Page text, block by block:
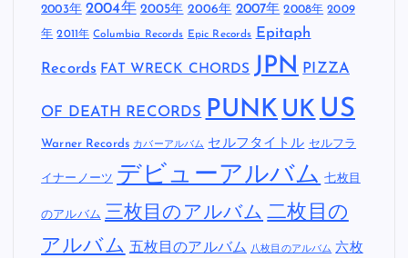
2003年 2004年 2005年 2006年 2007年 2008年 2009
年 2011年 Columbia Records Epic Records Epitaph
Records FAT WRECK CHORDS JPN PIZZA
OF DEATH RECORDS PUNK UK US
Warner Records カバーアルバム セルフタイトル セルフラ
イナーノーツ デビューアルバム 七枚目
のアルバム 三枚目のアルバム 二枚目の
アルバム 五枚目のアルバム 八枚目のアルバム 六枚